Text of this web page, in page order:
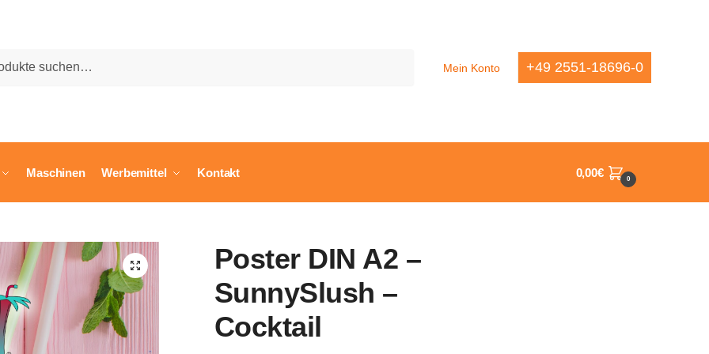
Mein Konto +49 2551-18696-0
Maschinen Werbemittel Kontakt 0,00€ 0
🔍
Poster DIN A2 –
SunnySlush –
Cocktail